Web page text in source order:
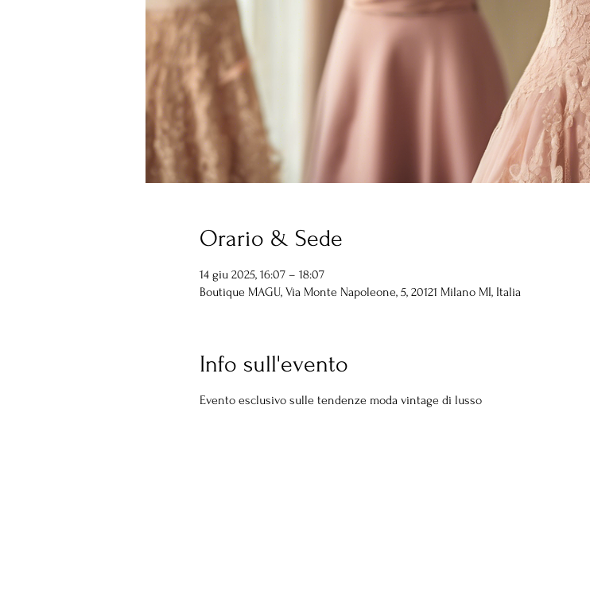
Orario & Sede
14 giu 2025, 16:07 – 18:07
Boutique MAGU, Via Monte Napoleone, 5, 20121 Milano MI, Italia
Info sull'evento
Evento esclusivo sulle tendenze moda vintage di lusso